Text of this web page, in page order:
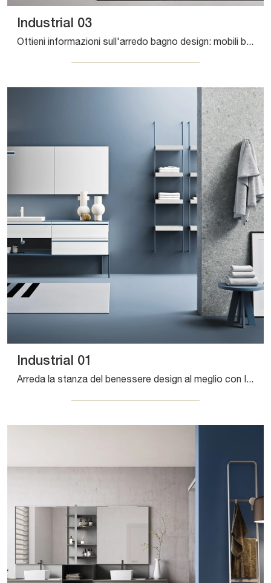
Industrial 03
Ottieni informazioni sull'arredo bagno design: mobili bagno a terra in laccato opaco come il modello Industrial 03 di Artesi ti aspettano.
Industrial 01
Arreda la stanza del benessere design al meglio con Industrial 01, mobili bagno a terra e oggetti in laccato opaco di Artesi.